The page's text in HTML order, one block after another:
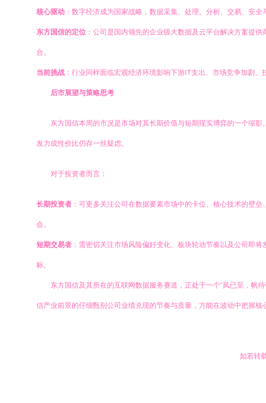
核心驱动 ：数字经济成为国家战略，数据采集、处理、分析、交易、安
东方国信的定位 ：公司是国内领先的企业级大数据及云平台解决方案提
合。
当前挑战 ：行业同样面临宏观经济环境影响下游IT支出、市场竞争加剧
后市展望与策略思考
东方国信本周的市况是市场对其长期价值与短期现实博弈的一个缩
发力或性价比仍存一丝疑虑。
对于投资者而言：
长期投资者 ：可更多关注公司在数据要素市场中的卡位、核心技术的壁
会。
短期交易者 ：需密切关注市场风险偏好变化、板块轮动节奏以及公司即
标。
东方国信及其所在的互联网数据服务赛道，正处于一个“风已至，帆
信产业前景的仔细甄别公司业绩兑现的节奏与质量，方能在波动中把握核
如若转